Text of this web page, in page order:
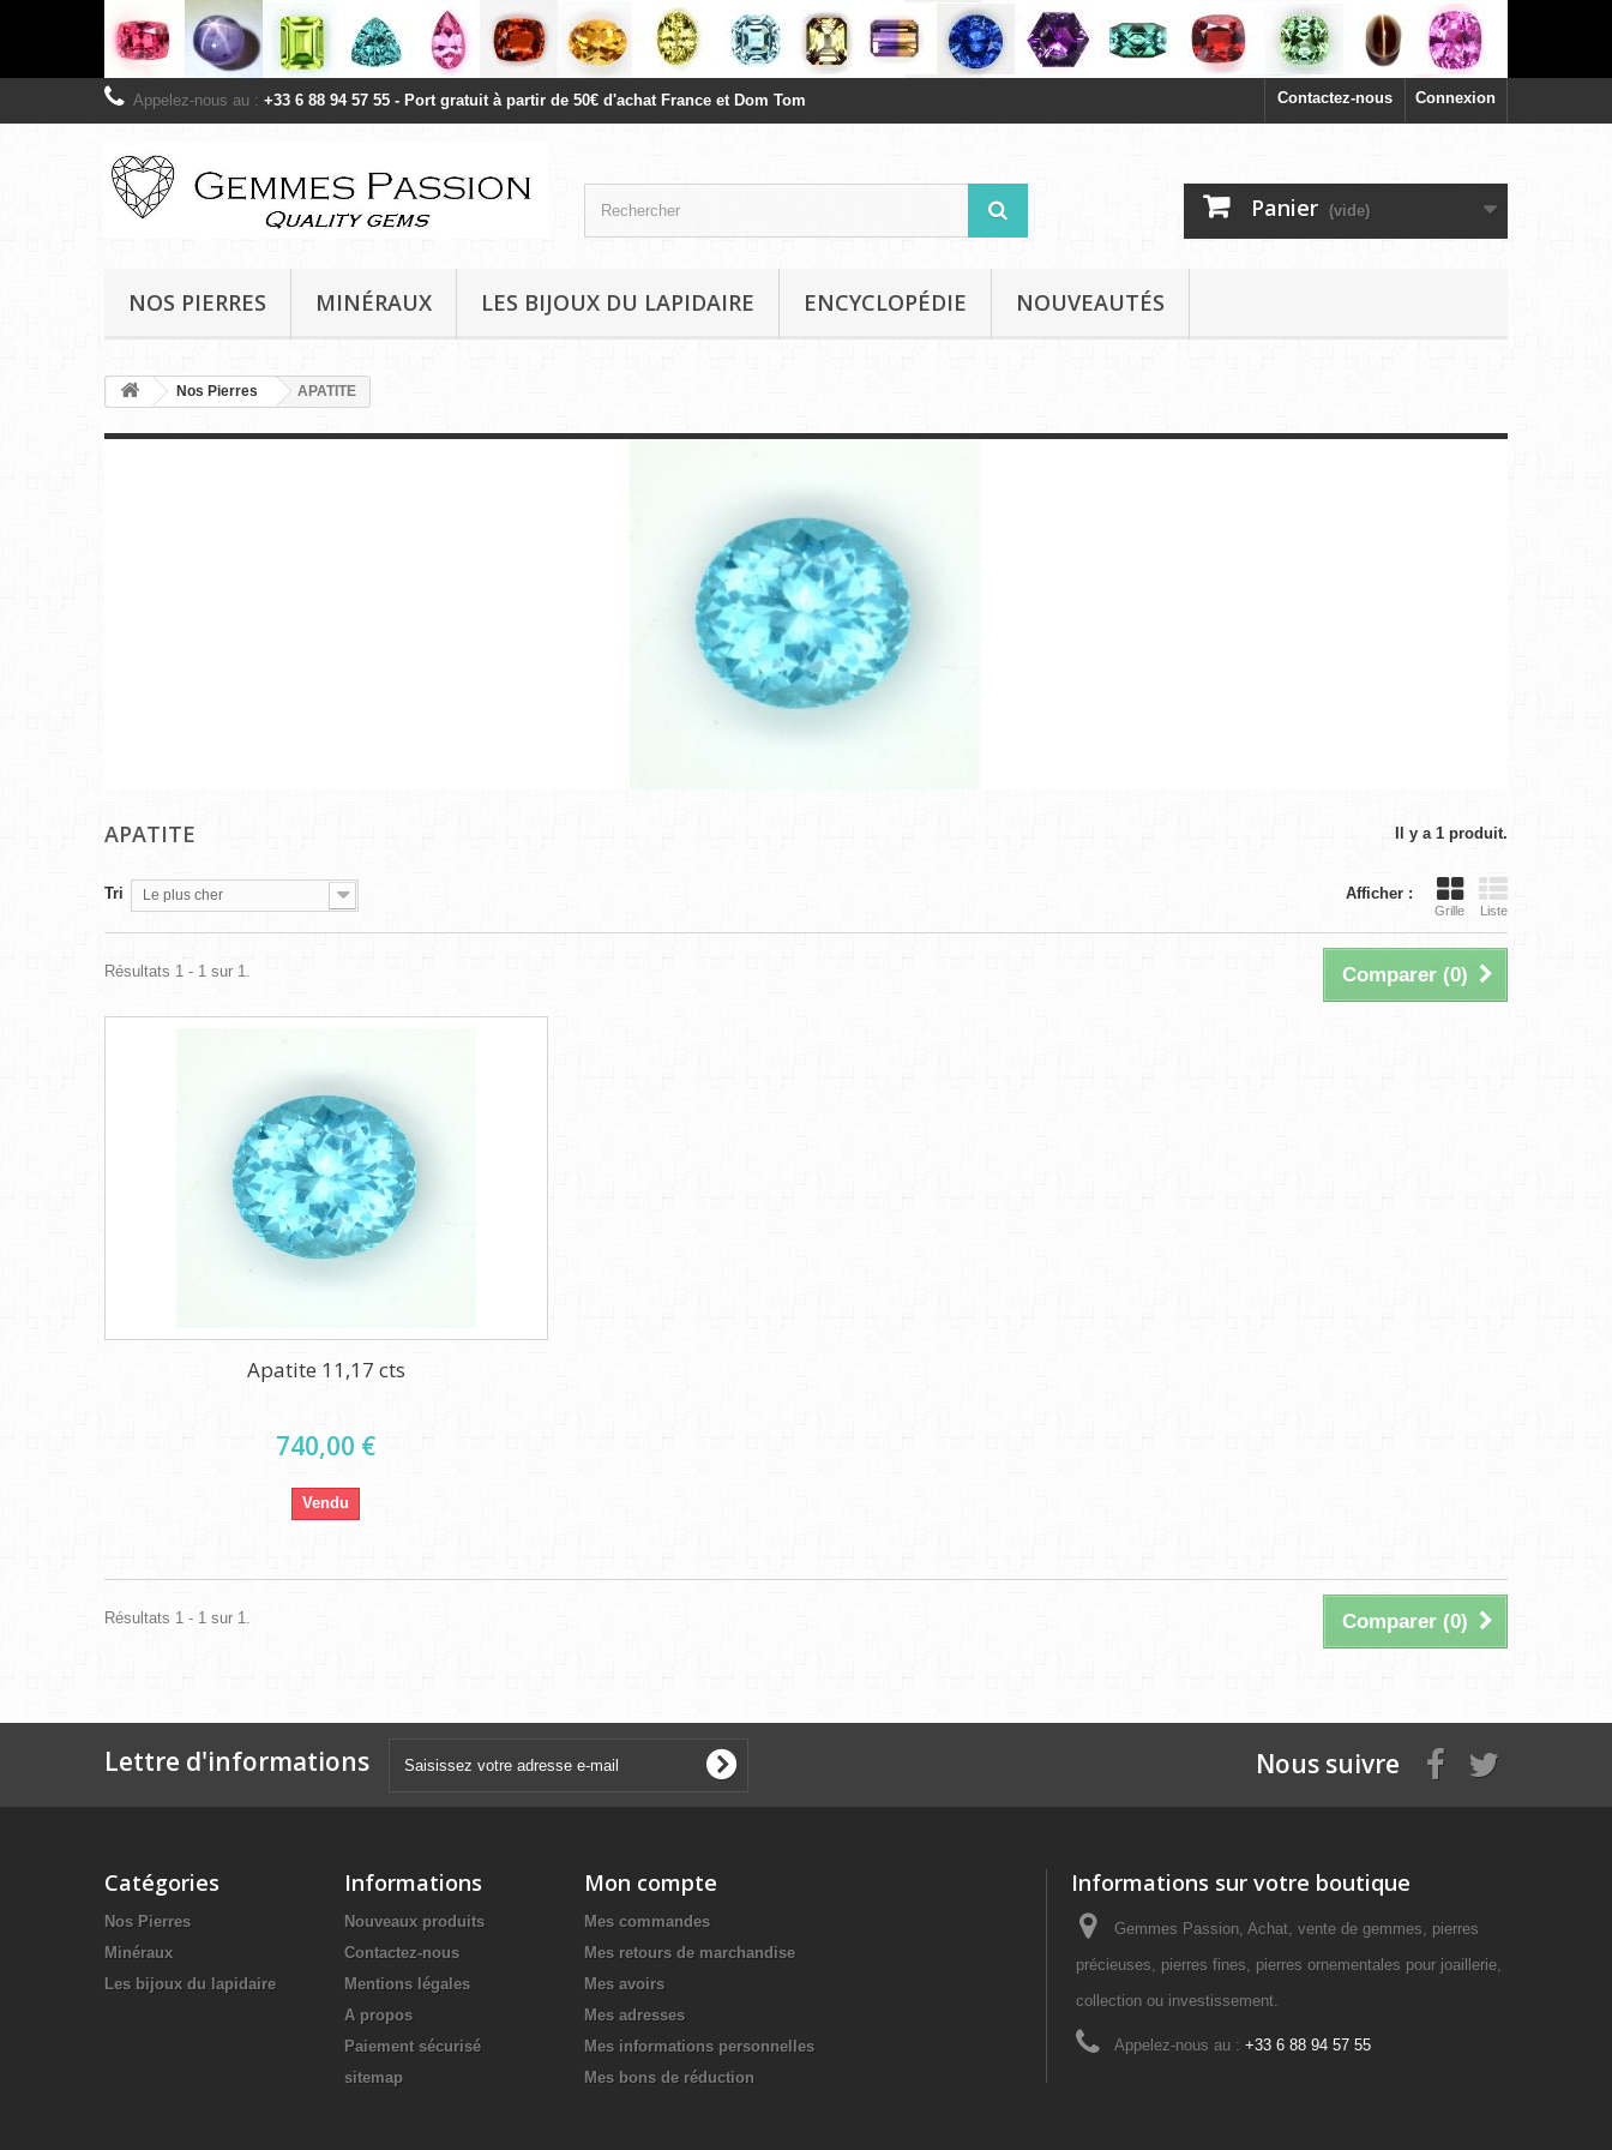
Connexion
Contactez-nous
Appelez-nous au : +33 6 88 94 57 55 - Port gratuit à partir de 50€ d'achat France et Dom Tom
Panier (vide)
NOS PIERRES MINÉRAUX LES BIJOUX DU LAPIDAIRE ENCYCLOPÉDIE NOUVEAUTÉS
Nos Pierres APATITE
APATITE Il y a 1 produit.
Afficher :
Grille Liste
Tri Le plus cher
Comparer (0)
Résultats 1 - 1 sur 1.
Apatite 11,17 cts
740,00 €
Vendu
Comparer (0)
Résultats 1 - 1 sur 1.
Lettre d'informations Nous suivre
Catégories
Nos Pierres
Minéraux
Les bijoux du lapidaire
Informations
Nouveaux produits
Contactez-nous
Mentions légales
A propos
Paiement sécurisé
sitemap
Mon compte
Mes commandes
Mes retours de marchandise
Mes avoirs
Mes adresses
Mes informations personnelles
Mes bons de réduction
Informations sur votre boutique
Gemmes Passion, Achat, vente de gemmes, pierres
précieuses, pierres fines, pierres ornementales pour joaillerie,
collection ou investissement.
Appelez-nous au : +33 6 88 94 57 55